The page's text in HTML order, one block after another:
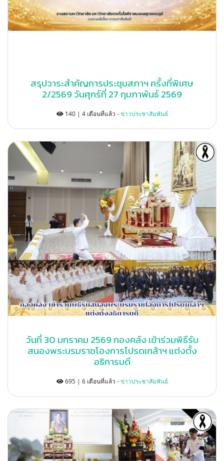
สรุปวาระสำคัญการประชุมสภาฯ ครั้งที่พิเศษ
2/2569 วันศุกร์ที่ 27 กุมภาพันธ์ 2569
140 | 4 เดือนที่แล้ว -ข่าวประชาสัมพันธ์
วันที่ 30 มกราคม 2569 กองคลัง เข้าร่วมพิธีรับ
สนองพระบรมราชโองการโปรดเกล้าฯ แต่งตั้ง
อธิการบดี
695 | 6 เดือนที่แล้ว -ข่าวประชาสัมพันธ์